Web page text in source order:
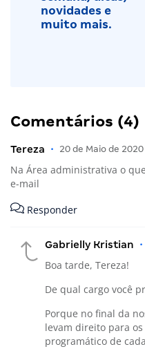
novidades e
muito mais.
Comentários (4)
Tereza • 20 de Maio de 2020
Na Área administrativa o
e-mail
Responder
Gabrielly Kristian •
Boa tarde, Tereza!
De qual cargo você
Porque no final da
levam direito para
programático de